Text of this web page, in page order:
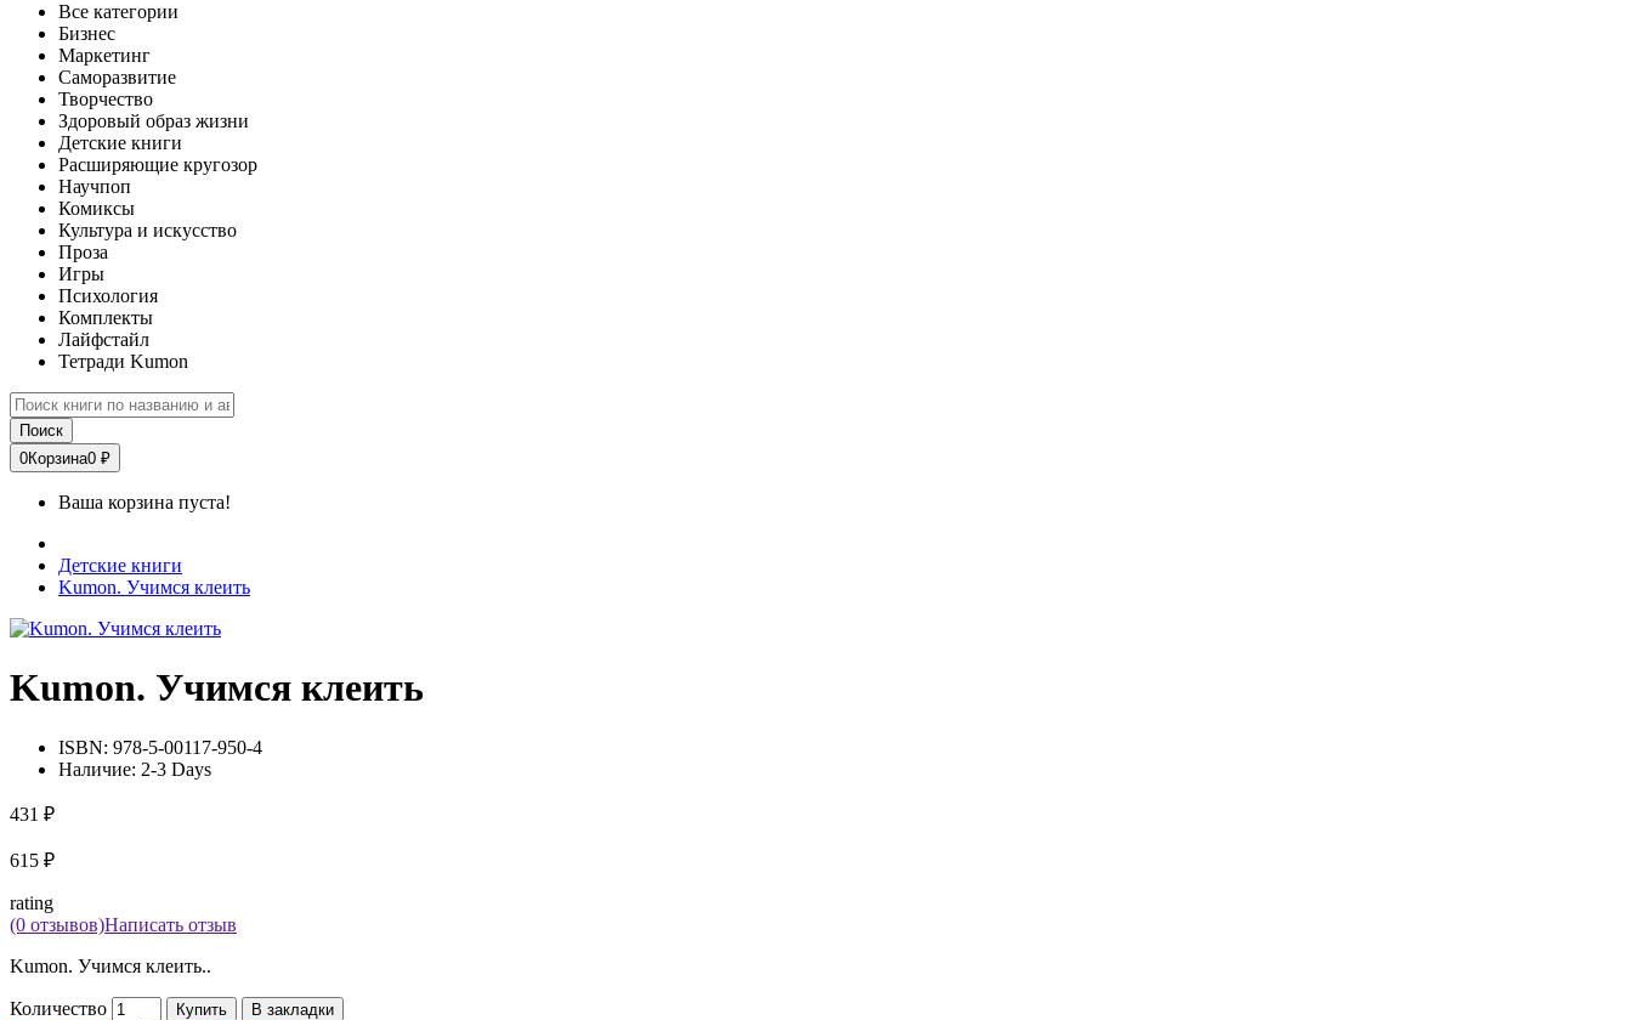
Все категории
Бизнес
Маркетинг
Саморазвитие
Творчество
Здоровый образ жизни
Детские книги
Расширяющие кругозор
Научпоп
Комиксы
Культура и искусство
Проза
Игры
Психология
Комплекты
Лайфстайл
Тетради Kumon
Поиск
0Корзина0 ₽
Ваша корзина пуста!
Детские книги
Kumon. Учимся клеить
Kumon. Учимся клеить
ISBN: 978-5-00117-950-4
Наличие: 2-3 Days
431 ₽
615 ₽
rating
(0 отзывов)Написать отзыв
Kumon. Учимся клеить..
Количество Купить В закладки